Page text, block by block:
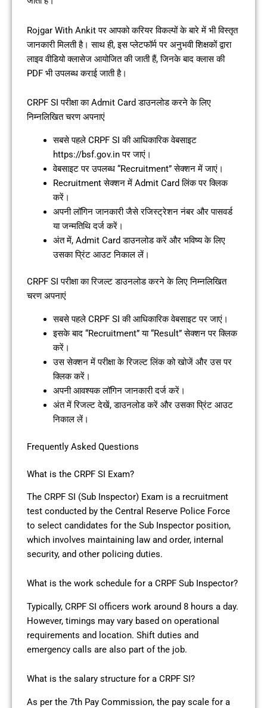
Rojgar With Ankit पर आपको करियर विकल्पों के बारे में भी विस्तृत
जानकारी मिलती है। साथ ही, इस प्लेटफॉर्म पर अनुभवी शिक्षकों द्वारा
लाइव वीडियो क्लासेज आयोजित की जाती हैं, जिनके बाद क्लास की
PDF भी उपलब्ध कराई जाती है।
CRPF SI परीक्षा का Admit Card डाउनलोड करने के लिए
निम्नलिखित चरण अपनाएं
सबसे पहले CRPF SI की आधिकारिक वेबसाइट
https://bsf.gov.in पर जाएं।
वेबसाइट पर उपलब्ध “Recruitment” सेक्शन में जाएं।
Recruitment सेक्शन में Admit Card लिंक पर क्लिक
करें।
अपनी लॉगिन जानकारी जैसे रजिस्ट्रेशन नंबर और पासवर्ड
या जन्मतिथि दर्ज करें।
अंत में, Admit Card डाउनलोड करें और भविष्य के लिए
उसका प्रिंट आउट निकाल लें।
CRPF SI परीक्षा का रिजल्ट डाउनलोड करने के लिए निम्नलिखित
चरण अपनाएं
सबसे पहले CRPF SI की आधिकारिक वेबसाइट पर जाएं।
इसके बाद “Recruitment” या “Result” सेक्शन पर क्लिक
करें।
उस सेक्शन में परीक्षा के रिजल्ट लिंक को खोजें और उस पर
क्लिक करें।
अपनी आवश्यक लॉगिन जानकारी दर्ज करें।
अंत में रिजल्ट देखें, डाउनलोड करें और उसका प्रिंट आउट
निकाल लें।
Frequently Asked Questions
What is the CRPF SI Exam?
The CRPF SI (Sub Inspector) Exam is a recruitment
test conducted by the Central Reserve Police Force
to select candidates for the Sub Inspector position,
which involves maintaining law and order, internal
security, and other policing duties.
What is the work schedule for a CRPF Sub Inspector?
Typically, CRPF SI officers work around 8 hours a day.
However, timings may vary based on operational
requirements and location. Shift duties and
emergency calls are also part of the job.
What is the salary structure for a CRPF SI?
As per the 7th Pay Commission, the pay scale for a